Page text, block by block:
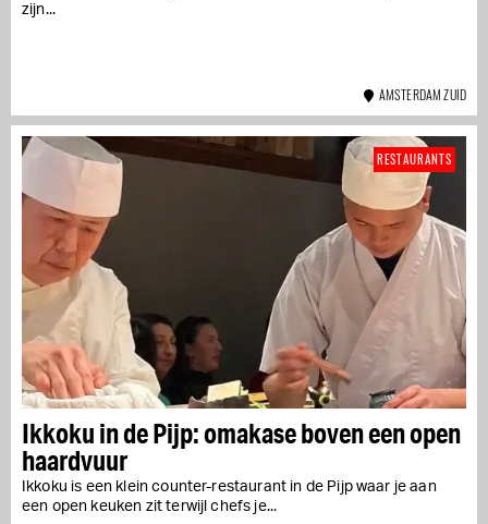
zijn...
AMSTERDAM ZUID
Ikkoku in de Pijp: omakase boven een open
haardvuur
Ikkoku is een klein counter-restaurant in de Pijp waar je aan
een open keuken zit terwijl chefs je...
RESTAURANTS